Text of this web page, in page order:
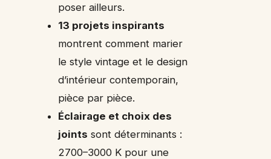
poser ailleurs.
13 projets inspirants
montrent comment marier
le style vintage et le design
d’intérieur contemporain,
pièce par pièce.
Éclairage et choix des
joints sont déterminants :
2700–3000 K pour une